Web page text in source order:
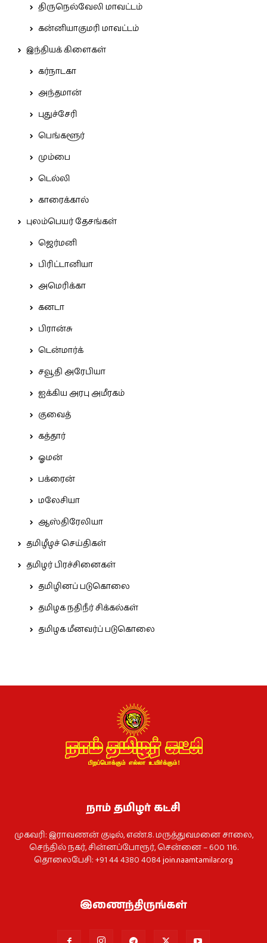
திருநெல்வேலி மாவட்டம்
கன்னியாகுமரி மாவட்டம்
இந்தியக் கிளைகள்
கர்நாடகா
அந்தமான்
புதுச்சேரி
பெங்களூர்
மும்பை
டெல்லி
காரைக்கால்
புலம்பெயர் தேசங்கள்
ஜெர்மனி
பிரிட்டானியா
அமெரிக்கா
கனடா
பிரான்சு
டென்மார்க்
சவூதி அரேபியா
ஐக்கிய அரபு அமீரகம்
குவைத்
கத்தார்
ஓமன்
பக்ரைன்
மலேசியா
ஆஸ்திரேலியா
தமிழீழச் செய்திகள்
தமிழர் பிரச்சினைகள்
தமிழினப் படுகொலை
தமிழக நதிநீர் சிக்கல்கள்
தமிழக மீனவர்ப் படுகொலை
நாம் தமிழர் கட்சி
முகவரி: இராவணன் குடில், எண்.8. மருத்துவமனை சாலை,
செந்தில் நகர், சின்னப்போரூர், சென்னை – 600 116.
தொலைபேசி: +91 44 4380 4084join.naamtamilar.org
இணைந்திருங்கள்